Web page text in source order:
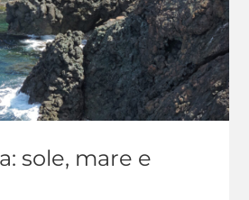
sole, mare e